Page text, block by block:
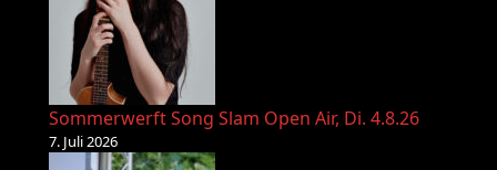
Sommerwerft Song Slam Open Air, Di. 4.8.26
7. Juli 2026